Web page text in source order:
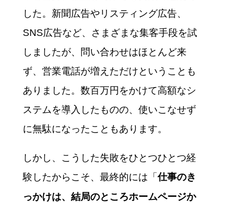
した。新聞広告やリスティング広告、
SNS広告など、さまざまな集客手段を試
しましたが、問い合わせはほとんど来
ず、営業電話が増えただけということも
ありました。数百万円をかけて高額なシ
ステムを導入したものの、使いこなせず
に無駄になったこともあります。
しかし、こうした失敗をひとつひとつ経
験したからこそ、最終的には「仕事のき
っかけは、結局のところホームページか